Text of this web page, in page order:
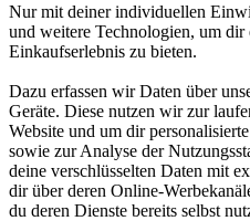
Nur mit deiner individuellen
und weitere Technologien, um dir
Einkaufserlebnis zu bieten.
Dazu erfassen wir Daten über
Geräte. Diese nutzen wir zur
Website und um dir
sowie zur Analyse der
deine verschlüsselten Daten mit
dir über deren Online-
du deren Dienste bereits selbst